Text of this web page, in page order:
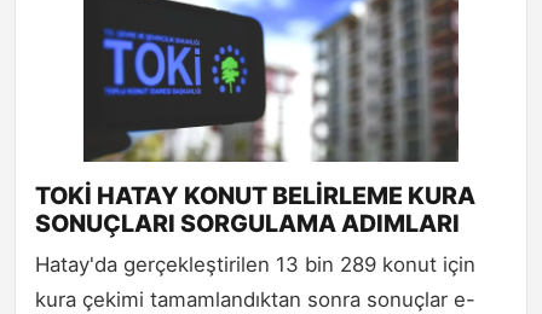
TOKİ HATAY KONUT BELİRLEME KURA
SONUÇLARI SORGULAMA ADIMLARI
Hatay'da gerçekleştirilen 13 bin 289 konut için
kura çekimi tamamlandıktan sonra sonuçlar e-